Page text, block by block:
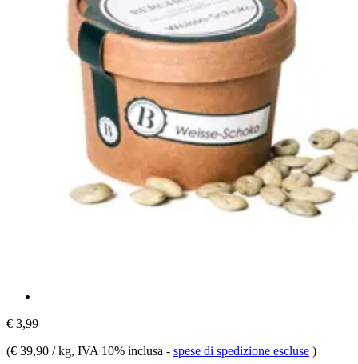
€ 3,99
(€ 39,90 / kg, IVA 10% inclusa - spese di spedizione escluse )